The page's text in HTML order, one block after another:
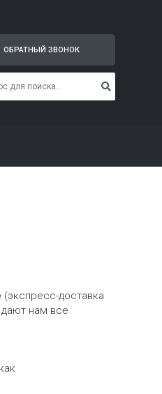
ОБРАТНЫЙ ЗВОНОК
(экспресс-доставка
дают нам все